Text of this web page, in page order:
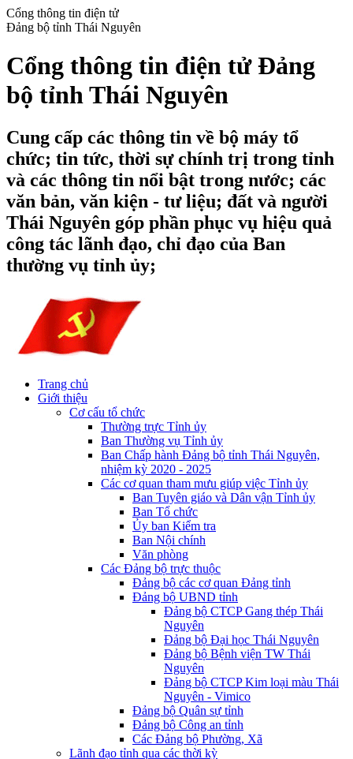
Cổng thông tin điện tử
Đảng bộ tỉnh Thái Nguyên
Cổng thông tin điện tử Đảng
bộ tỉnh Thái Nguyên
Cung cấp các thông tin về bộ máy tổ
chức; tin tức, thời sự chính trị trong tỉnh
và các thông tin nổi bật trong nước; các
văn bản, văn kiện - tư liệu; đất và người
Thái Nguyên góp phần phục vụ hiệu quả
công tác lãnh đạo, chỉ đạo của Ban
thường vụ tỉnh ủy;
Trang chủ
Giới thiệu
Cơ cấu tổ chức
Thường trực Tỉnh ủy
Ban Thường vụ Tỉnh ủy
Ban Chấp hành Đảng bộ tỉnh Thái Nguyên,
nhiệm kỳ 2020 - 2025
Các cơ quan tham mưu giúp việc Tỉnh ủy
Ban Tuyên giáo và Dân vận Tỉnh ủy
Ban Tổ chức
Ủy ban Kiểm tra
Ban Nội chính
Văn phòng
Các Đảng bộ trực thuộc
Đảng bộ các cơ quan Đảng tỉnh
Đảng bộ UBND tỉnh
Đảng bộ CTCP Gang thép Thái
Nguyên
Đảng bộ Đại học Thái Nguyên
Đảng bộ Bệnh viện TW Thái
Nguyên
Đảng bộ CTCP Kim loại màu Thái
Nguyên - Vimico
Đảng bộ Quân sự tỉnh
Đảng bộ Công an tỉnh
Các Đảng bộ Phường, Xã
Lãnh đạo tỉnh qua các thời kỳ